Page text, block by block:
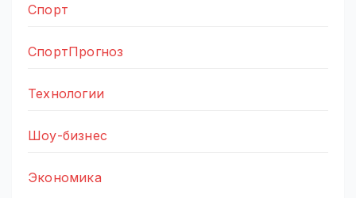
Спорт
СпортПрогноз
Технологии
Шоу-бизнес
Экономика